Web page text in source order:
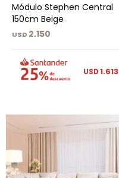
Módulo Stephen Central
150cm Beige
USD 2.150
USD1.613